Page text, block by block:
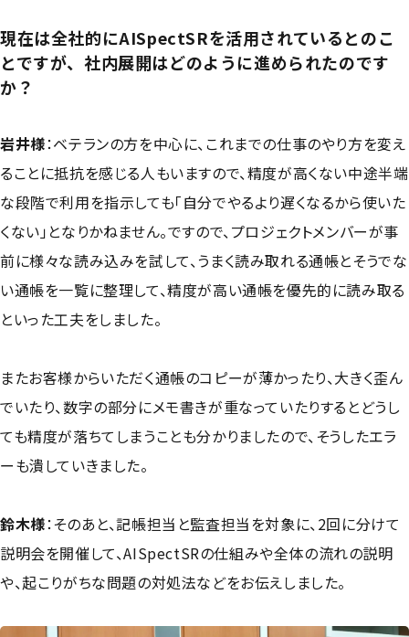
現在は全社的にAISpectSRを活用されているとのこ
とですが、社内展開はどのように進められたのです
か？
岩井様：ベテランの方を中心に、これまでの仕事のやり方を変え
ることに抵抗を感じる人もいますので、精度が高くない中途半端
な段階で利用を指示しても「自分でやるより遅くなるから使いた
くない」となりかねません。ですので、プロジェクトメンバーが事
前に様々な読み込みを試して、うまく読み取れる通帳とそうでな
い通帳を一覧に整理して、精度が高い通帳を優先的に読み取る
といった工夫をしました。
またお客様からいただく通帳のコピーが薄かったり、大きく歪ん
でいたり、数字の部分にメモ書きが重なっていたりするとどうし
ても精度が落ちてしまうことも分かりましたので、そうしたエラ
ーも潰していきました。
鈴木様：そのあと、記帳担当と監査担当を対象に、2回に分けて
説明会を開催して、AISpectSRの仕組みや全体の流れの説明
や、起こりがちな問題の対処法などをお伝えしました。